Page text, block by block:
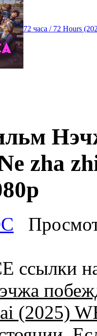
72 часа / 72 Hours
zha
ссылки
(2025)